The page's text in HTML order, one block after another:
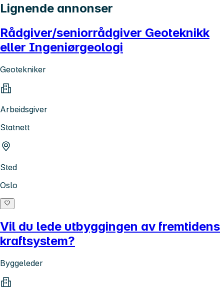
Lignende annonser
Rådgiver/seniorrådgiver Geoteknikk
eller Ingeniørgeologi
Geotekniker
Arbeidsgiver
Statnett
Sted
Oslo
Vil du lede utbyggingen av fremtidens
kraftsystem?
Byggeleder